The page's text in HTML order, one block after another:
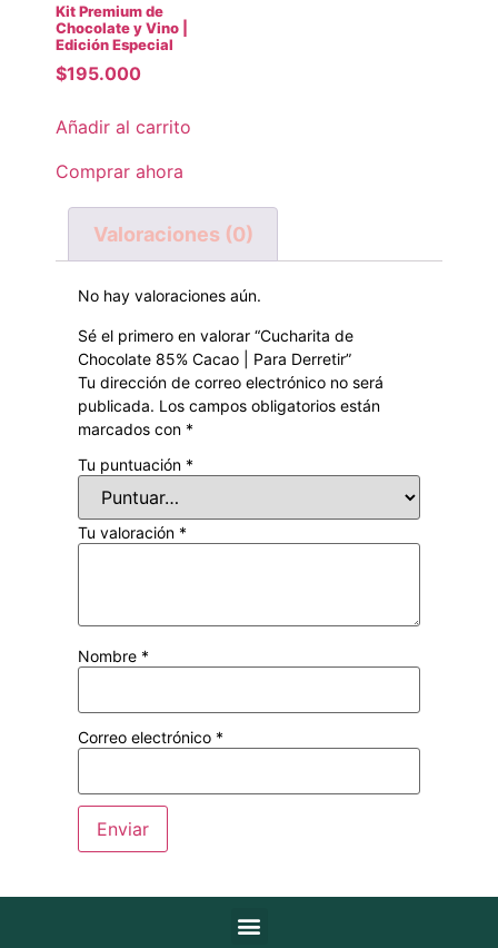
Kit Premium de
Chocolate y Vino |
Edición Especial
$195.000
Añadir al carrito
Comprar ahora
Valoraciones (0)
No hay valoraciones aún.
Sé el primero en valorar “Cucharita de
Chocolate 85% Cacao | Para Derretir”
Tu dirección de correo electrónico no será
publicada. Los campos obligatorios están
marcados con *
Tu puntuación *
Tu valoración *
Nombre *
Correo electrónico *